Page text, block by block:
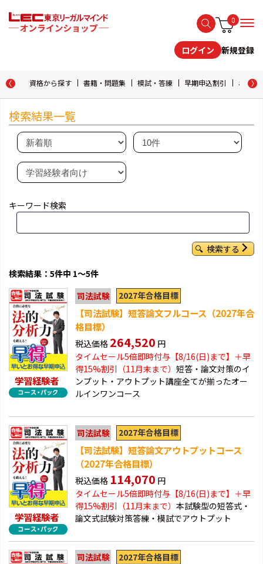
0
ログイン 新規登録
資格から探す 書籍・問題集 模試・答練 早期申込割引 おため
検索結果一覧
キーワード検索
検索する
検索結果：5件中 1～5件
学習経験者
司法試験 2027年合格目標
【司法試験】短答論文フルコース（2027年合
格目標）
税込価格 264,520 円
タイムセール5倍即時付与【8/16(日)まで】＋早
得15%割引（11月末まで） 短答・論文対策のイ
ンプット・アウトプット講座全てが揃ったオー
ルインワンコース
学習経験者
司法試験 2027年合格目標
【司法試験】短答論文アウトプットコース
（2027年合格目標）
税込価格 114,070 円
タイムセール5倍即時付与【8/16(日)まで】＋早
得15%割引（11月末まで） 本試験型の短答式・
論文式試験対策答練・模試でアウトプット
司法試験 2027年合格目標